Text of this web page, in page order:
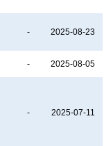
- 2025-08-23
- 2025-08-05
- 2025-07-11